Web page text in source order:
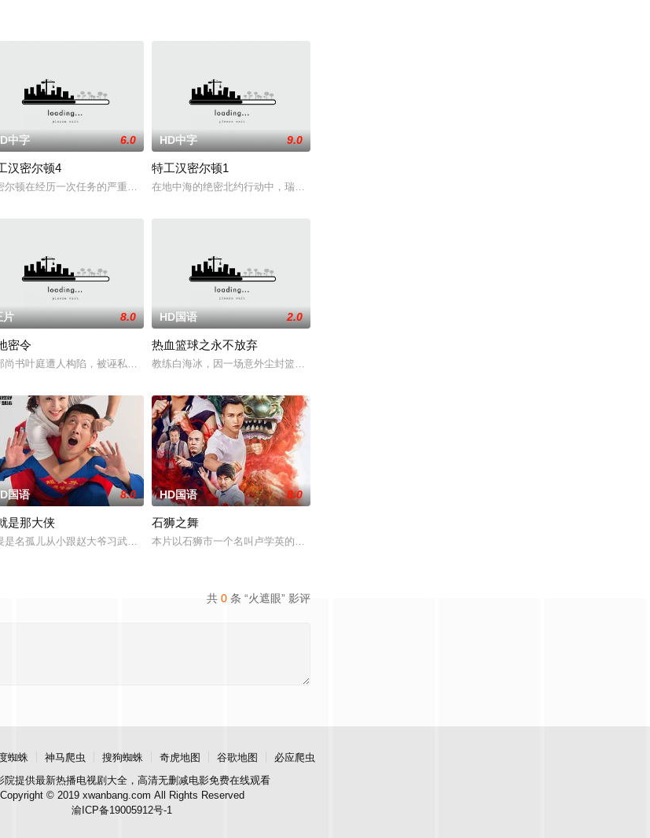
，精英队长陈梓静（于文文 饰）率队员金凤（卢靖姗 饰）、齐燕（蒋璐霞 饰）、宁宝
亲母女小茜和依依，被迫出手击杀黑帮一伙而暴露身份。幕后黑手向爷派杀手左轮抓住母女二人要挟并引出老吴。老吴救人不及受伤
中字 6.0
汉密尔顿4
尔顿在经历一次任务的严重后果后，陷入了自我毁灭的状态。然而，他被说服去执行他最擅长的任务——前往波兰找回一个掌握重要信息的瑞
HD中字 9.0
特工汉密尔顿1
在地中海的绝密北约行动中，瑞典攻击潜水员遇害。汉密尔顿，受害者的老友，前往法国土伦军事基地展开
密武器材料。他被调至布鲁塞尔担任国防部长保镖，而叛乱分子计划在欧盟峰会期间进行暴力
内心仍然渴望过正常生活。一名科学家被绑架，重要信息面临泄露风险。汉密尔顿决定返回未婚妻身边，并计划未来，但在那之前，
片 8.0
密令
尚书叶庭遭人构陷，被诬私贪国库银两，身陷囹圄在即，叶庭急召其子叶护相见。叶护心知父亲蒙冤，却无力翻案，只得冒险护送父亲逃亡。
HD国语 2.0
热血篮球之永不放弃
教练白海冰，因一场意外尘封篮球梦。为完成病危师兄的嘱托，他接手一支被嘲为“无胜利队”的业余球队。当
享受奢靡的派对狂欢。然而他们浑然不知，这趟旅程不过是一场精心布局的犯罪幌子，幕后主
会秩序的破坏为主题，旨在通过电影让观众意识到毒品的可怕，着重塑造了缉毒警察在危险环境中坚守岗位，与毒贩斗智斗勇的过程
国语 8.0
是那大侠
是名孤儿从小跟赵大爷习武收废品，做事一根筋的他总被误解。在经历一次重大事件后，被迫加入保健品公司，实现了自我价值体验到社会存
HD国语 8.0
石狮之舞
本片以石狮市一个名叫卢学英的年轻人为主人公，以他的一段人生经历为媒介。讲述了石狮当地非物质文化
共 0 条 “火遮眼” 影评
蜘蛛 神马爬虫 搜狗蜘蛛 奇虎地图 谷歌地图
必应爬虫
院提供最新热播电视剧大全，高清无删减电影免费在线观看
Copyright © 2019 xwanbang.com All Rights Reserved
渝ICP备19005912号-1